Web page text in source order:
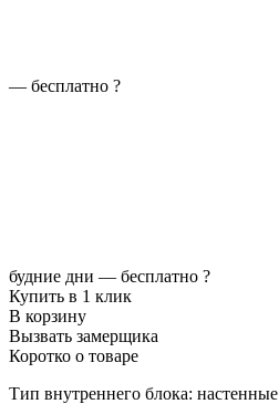
— бесплатно ?
будние дни — бесплатно ?
Купить в 1 клик
В корзину
Вызвать замерщика
Коротко о товаре
Тип внутреннего блока: настенные